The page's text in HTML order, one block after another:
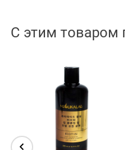
С этим товаром